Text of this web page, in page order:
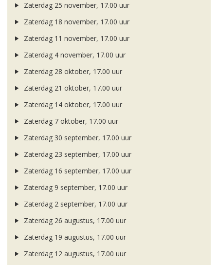
Zaterdag 25 november, 17.00 uur
Zaterdag 18 november, 17.00 uur
Zaterdag 11 november, 17.00 uur
Zaterdag 4 november, 17.00 uur
Zaterdag 28 oktober, 17.00 uur
Zaterdag 21 oktober, 17.00 uur
Zaterdag 14 oktober, 17.00 uur
Zaterdag 7 oktober, 17.00 uur
Zaterdag 30 september, 17.00 uur
Zaterdag 23 september, 17.00 uur
Zaterdag 16 september, 17.00 uur
Zaterdag 9 september, 17.00 uur
Zaterdag 2 september, 17.00 uur
Zaterdag 26 augustus, 17.00 uur
Zaterdag 19 augustus, 17.00 uur
Zaterdag 12 augustus, 17.00 uur